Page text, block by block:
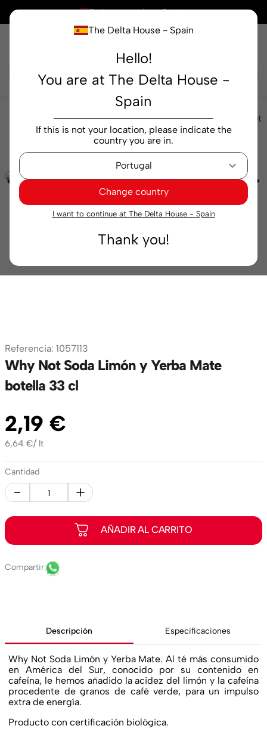
The Delta House - Spain
Hello!
You are at The Delta House -
Spain
If this is not your location, please indicate the
country you are in.
Change country
I want to continue at The Delta House - Spain
Thank you!
× Está comprando en España
bebidas Refrescos de frutas orgánicos
Why Not
Soda Limón y Yerba Mate botella 33 cl
Referencia: 1057113
Why Not Soda Limón y Yerba Mate
botella 33 cl
2,19 €
6,64 €/ lt
Cantidad
Descripción Especificaciones
Why Not Soda Limón y Yerba Mate. Al té más consumido
en América del Sur, conocido por su contenido en
cafeína, le hemos añadido la acidez del limón y la cafeína
procedente de granos de café verde, para un impulso
extra de energía.
Producto con certificación biológica.